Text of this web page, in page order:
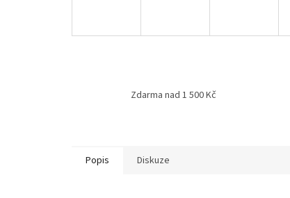
Zdarma nad 1 500 Kč
Popis Diskuze